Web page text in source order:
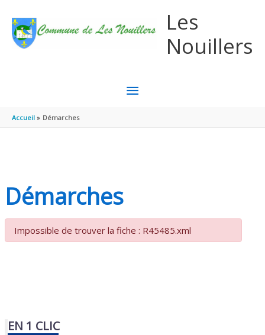
Les
Nouillers
MENU
Accueil Démarches
Démarches
Impossible de trouver la fiche : R45485.xml
EN 1 CLIC